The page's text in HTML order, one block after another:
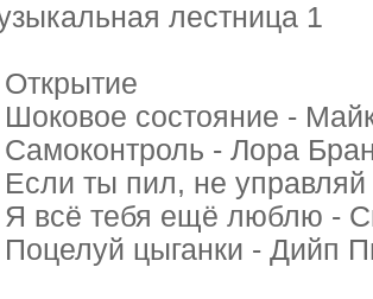
лестница 1
Открытие
Шоковое состояние -
- Лора
ты пил, не
Я всё тебя ещё люблю -
Поцелуй цыганки - Дийп